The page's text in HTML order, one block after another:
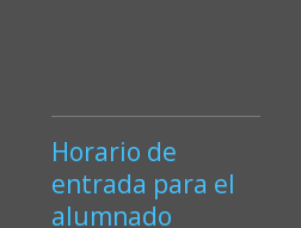
Horario de
entrada para el
alumnado